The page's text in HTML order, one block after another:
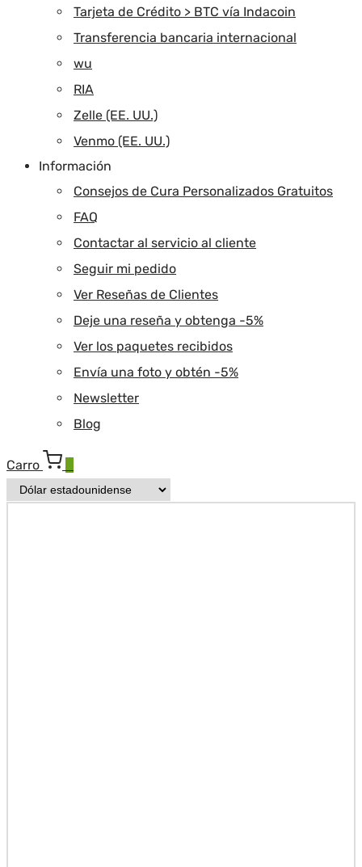
Tarjeta de Crédito > BTC vía Indacoin
Transferencia bancaria internacional
wu
RIA
Zelle (EE. UU.)
Venmo (EE. UU.)
Información
Consejos de Cura Personalizados Gratuitos
FAQ
Contactar al servicio al cliente
Seguir mi pedido
Ver Reseñas de Clientes
Deje una reseña y obtenga -5%
Ver los paquetes recibidos
Envía una foto y obtén -5%
Newsletter
Blog
Carro